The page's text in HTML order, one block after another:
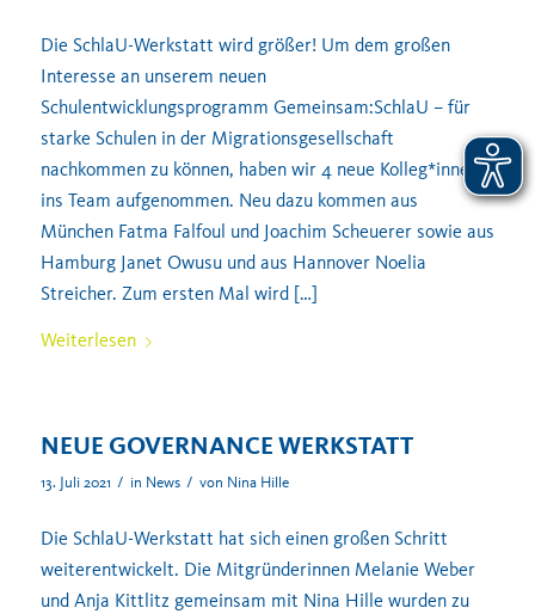
Die SchlaU-Werkstatt wird größer! Um dem großen
Interesse an unserem neuen
Schulentwicklungsprogramm Gemeinsam:SchlaU – für
starke Schulen in der Migrationsgesellschaft
nachkommen zu können, haben wir 4 neue Kolleg*innen
ins Team aufgenommen. Neu dazu kommen aus
München Fatma Falfoul und Joachim Scheuerer sowie aus
Hamburg Janet Owusu und aus Hannover Noelia
Streicher. Zum ersten Mal wird […]
Weiterlesen
NEUE GOVERNANCE WERKSTATT
13. Juli 2021 / in News / von Nina Hille
Die SchlaU-Werkstatt hat sich einen großen Schritt
weiterentwickelt. Die Mitgründerinnen Melanie Weber
und Anja Kittlitz gemeinsam mit Nina Hille wurden zu